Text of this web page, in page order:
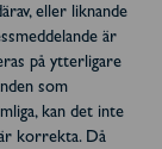
eller liknande
är
på ytterligare
som
kan det inte
korrekta. Då